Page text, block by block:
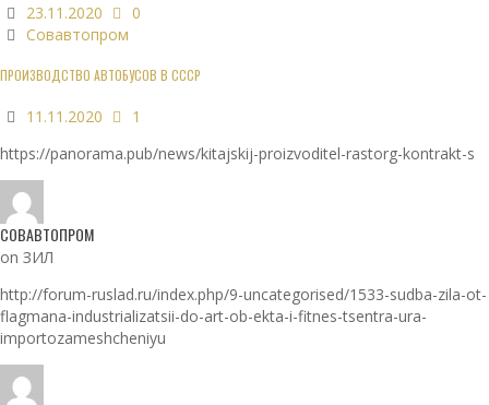
23.11.2020
0
Совавтопром
ПРОИЗВОДСТВО АВТОБУСОВ В СССР
11.11.2020
1
https://panorama.pub/news/kitajskij-proizvoditel-rastorg-kontrakt-s
СОВАВТОПРОМ
on ЗИЛ
http://forum-ruslad.ru/index.php/9-uncategorised/1533-sudba-zila-ot-
flagmana-industrializatsii-do-art-ob-ekta-i-fitnes-tsentra-ura-
importozameshcheniyu